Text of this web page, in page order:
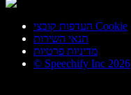
העדפות קובצי Cookie
תנאי השירות
מדיניות פרטיות
© Speechify Inc 2026